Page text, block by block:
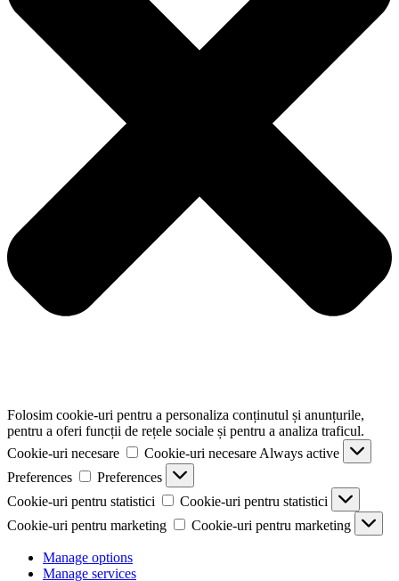
Folosim cookie-uri pentru a personaliza conținutul și anunțurile,
pentru a oferi funcții de rețele sociale și pentru a analiza traficul.
Cookie-uri necesare
Cookie-uri necesare Always active
Preferences
Preferences
Cookie-uri pentru statistici
Cookie-uri pentru statistici
Cookie-uri pentru marketing
Cookie-uri pentru marketing
Manage options
Manage services